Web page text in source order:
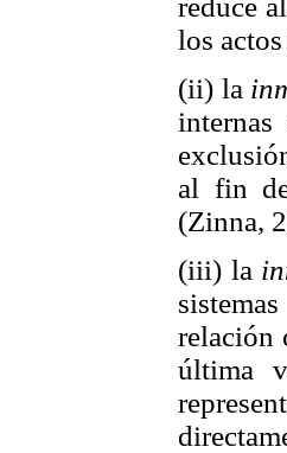
los
(ii) la
al fin
(Zinna,
(iii) la
relación
última